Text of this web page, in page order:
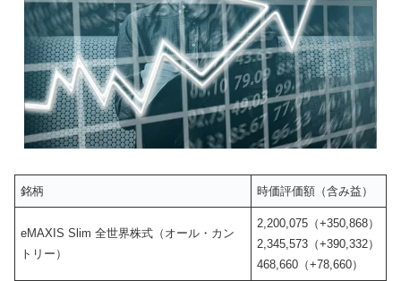
銘柄 時価評価額（含み益）
eMAXIS Slim 全世界株式（オール・カン
トリー）
2,200,075（+350,868）
2,345,573（+390,332）
468,660（+78,660）